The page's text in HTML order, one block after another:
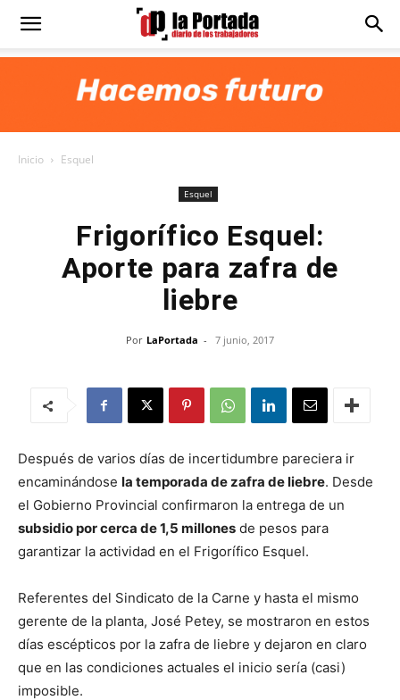
Diario
Inicio Esquel
Esquel
Frigorífico Esquel:
Aporte para zafra de
liebre
Por LaPortada - 7 junio, 2017
Después de varios días de incertidumbre pareciera ir
encaminándose la temporada de zafra de liebre. Desde
el Gobierno Provincial confirmaron la entrega de un
subsidio por cerca de 1,5 millones de pesos para
garantizar la actividad en el Frigorífico Esquel.
Referentes del Sindicato de la Carne y hasta el mismo
gerente de la planta, José Petey, se mostraron en estos
días escépticos por la zafra de liebre y dejaron en claro
que en las condiciones actuales el inicio sería (casi)
imposible.